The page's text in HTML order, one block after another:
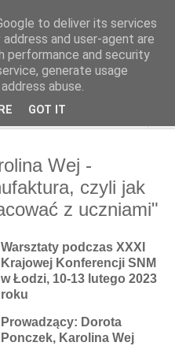
Wej -
czyli jak
z uczniami"
Warsztaty podczas XXXI
Krajowej Konferencji SNM
w Łodzi, 10-13 lutego 2023
roku
Prowadzący: Dorota
Ponczek, Karolina Wej
to deliver its services
and user-agent are
performance and security
generate usage
abuse.
GOT IT